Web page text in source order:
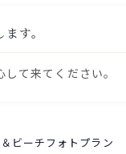
す。
て来てください。